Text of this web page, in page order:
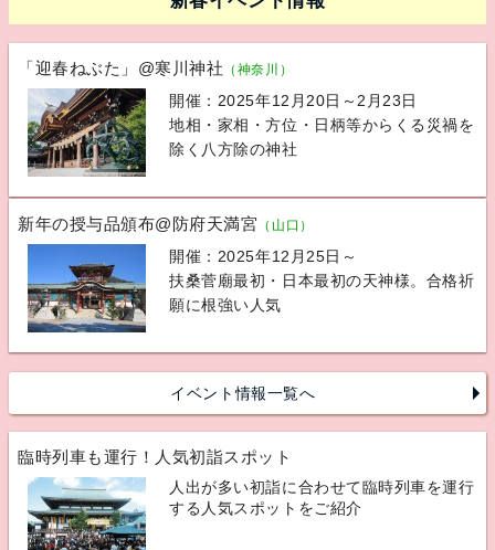
「迎春ねぶた」@寒川神社 （神奈川）
開催：2025年12月20日～2月23日
地相・家相・方位・日柄等からくる災禍を
除く八方除の神社
新年の授与品頒布@防府天満宮 （山口）
開催：2025年12月25日～
扶桑菅廟最初・日本最初の天神様。合格祈
願に根強い人気
イベント情報一覧へ
臨時列車も運行！人気初詣スポット
人出が多い初詣に合わせて臨時列車を運行
する人気スポットをご紹介